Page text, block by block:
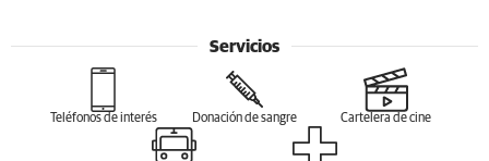
Servicios
Teléfonos de interés Donación de sangre Cartelera de cine